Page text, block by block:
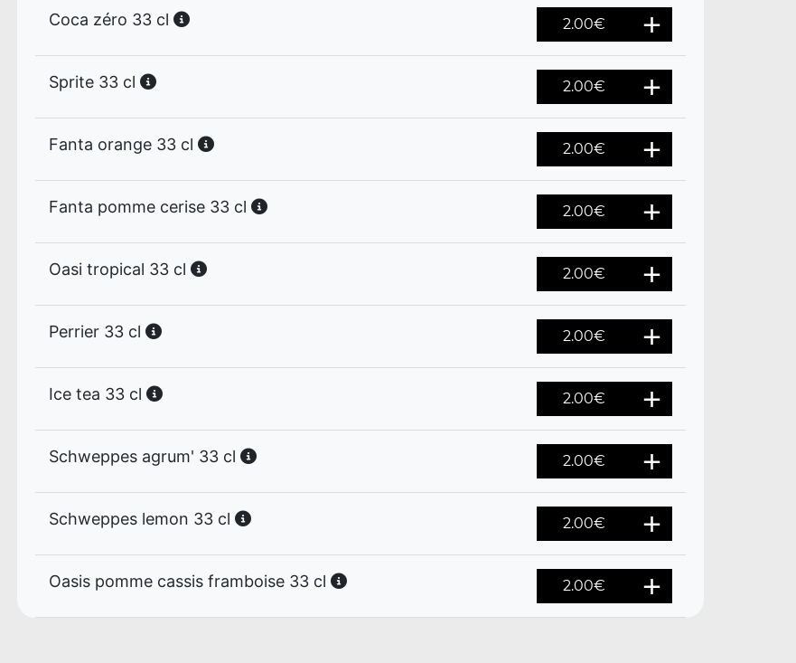
Coca zéro 33 cl 2.00€
Sprite 33 cl 2.00€
Fanta orange 33 cl 2.00€
Fanta pomme cerise 33 cl 2.00€
Oasi tropical 33 cl 2.00€
Perrier 33 cl 2.00€
Ice tea 33 cl 2.00€
Schweppes agrum' 33 cl 2.00€
Schweppes lemon 33 cl 2.00€
Oasis pomme cassis framboise 33 cl 2.00€